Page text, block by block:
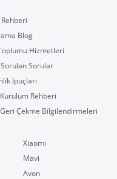
Blog
Hizmetleri
Sorulan Sorular
İpuçları
Rehberi
Çekme Bilgilendirmeleri
Xiaomi
Mavi
Avon